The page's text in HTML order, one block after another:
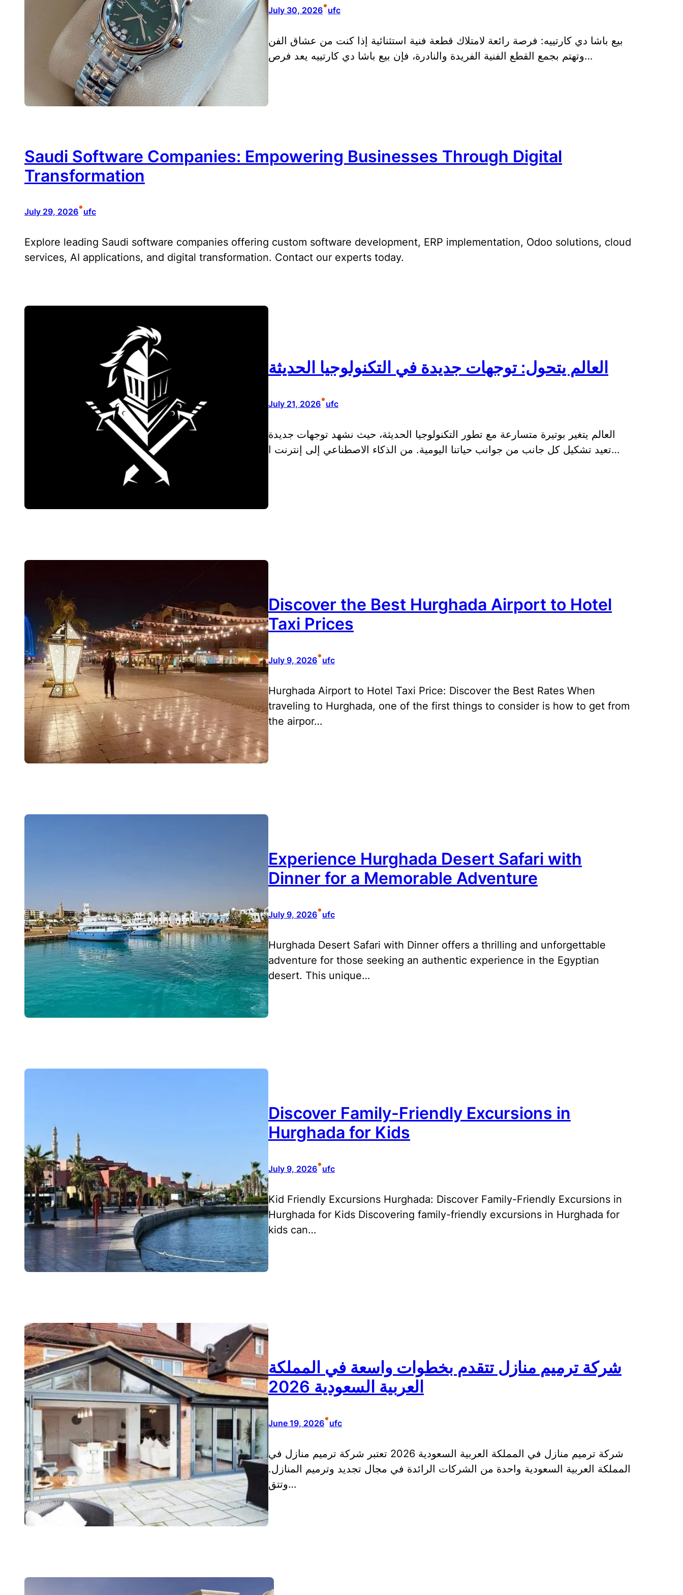
July 30, 2026•ufc
بيع باشا دي كارتييه: فرصة رائعة لامتلاك قطعة فنية استثنائية إذا كنت من عشاق الفن
وتهتم بجمع القطع الفنية الفريدة والنادرة، فإن بيع باشا دي كارتييه يعد فرص…
Saudi Software Companies: Empowering Businesses Through Digital
Transformation
July 29, 2026•ufc
Explore leading Saudi software companies offering custom software development, ERP implementation, Odoo solutions, cloud
services, AI applications, and digital transformation. Contact our experts today.
العالم يتحول: توجهات جديدة في التكنولوجيا الحديثة
July 21, 2026•ufc
العالم يتغير بوتيرة متسارعة مع تطور التكنولوجيا الحديثة، حيث نشهد توجهات جديدة
تعيد تشكيل كل جانب من جوانب حياتنا اليومية. من الذكاء الاصطناعي إلى إنترنت ا…
Discover the Best Hurghada Airport to Hotel
Taxi Prices
July 9, 2026•ufc
Hurghada Airport to Hotel Taxi Price: Discover the Best Rates When
traveling to Hurghada, one of the first things to consider is how to get from
the airpor…
Experience Hurghada Desert Safari with
Dinner for a Memorable Adventure
July 9, 2026•ufc
Hurghada Desert Safari with Dinner offers a thrilling and unforgettable
adventure for those seeking an authentic experience in the Egyptian
desert. This unique…
Discover Family-Friendly Excursions in
Hurghada for Kids
July 9, 2026•ufc
Kid Friendly Excursions Hurghada: Discover Family-Friendly Excursions in
Hurghada for Kids Discovering family-friendly excursions in Hurghada for
kids can…
شركة ترميم منازل تتقدم بخطوات واسعة في المملكة
العربية السعودية 2026
June 19, 2026•ufc
شركة ترميم منازل في المملكة العربية السعودية 2026 تعتبر شركة ترميم منازل في
المملكة العربية السعودية واحدة من الشركات الرائدة في مجال تجديد وترميم المنازل.
وتتق…